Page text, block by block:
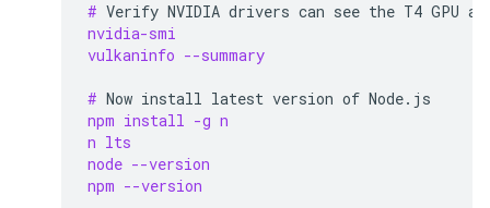
# Verify NVIDIA drivers can see the T4 GPU
nvidia-smi
vulkaninfo --summary
# Now install latest version of
npm install -g n
n lts
node --version
npm --version